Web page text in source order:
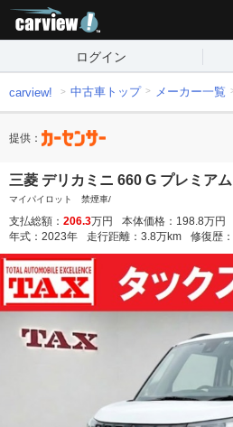
ログイン
carview! 中古車トップ メーカー一覧
提供：
三菱 デリカミニ 660 G プレミアム
マイパイロット 禁煙車/
支払総額： 206.3万円 本体価格： 198.8万円
年式： 2023年 走行距離： 3.8万km 修復歴：